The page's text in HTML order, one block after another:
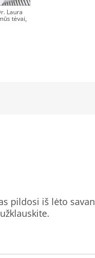
Laura
tėvai,
pildosi iš lėto